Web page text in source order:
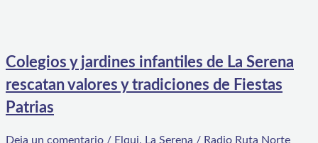
Colegios y jardines infantiles de La Serena
rescatan valores y tradiciones de Fiestas
Patrias
Deja un comentario / Elqui, La Serena / Radio Ruta Norte